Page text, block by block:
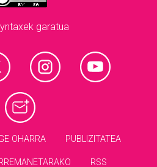
garatua
OHARRA PUBLIZITATEA
RSS